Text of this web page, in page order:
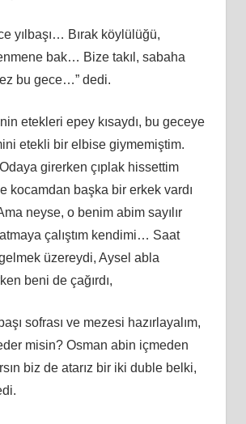
yılbaşı… Bırak köylülüğü,
bak… Bize takıl, sabaha
bu gece…” dedi.
etekleri epey kısaydı, bu geceye
etekli bir elbise giymemiştim.
Odaya girerken çıplak hissettim
kocamdan başka bir erkek vardı
neyse, o benim abim sayılır
çalıştım kendimi… Saat
üzereydi, Aysel abla
beni de çağırdı,
sofrası ve mezesi hazırlayalım,
misin? Osman abin içmeden
biz de atarız bir iki duble belki,